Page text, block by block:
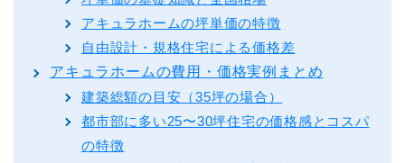
アキュラホームの坪単価の特徴
自由設計・規格住宅による価格差
アキュラホームの費用・価格実例まとめ
建築総額の目安（35坪の場合）
都市部に多い25〜30坪住宅の価格感とコスパ
の特徴